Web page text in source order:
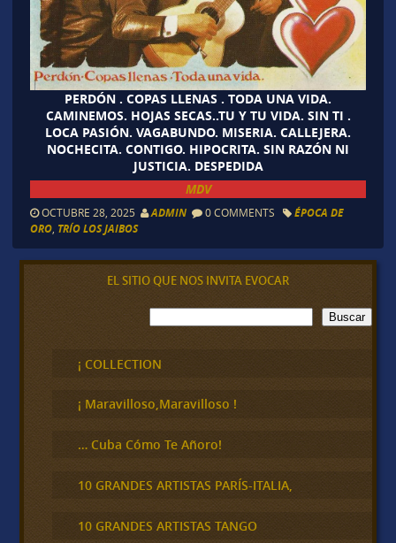
PERDÓN . COPAS LLENAS . TODA UNA VIDA.
CAMINEMOS. HOJAS SECAS..TU Y TU VIDA. SIN TI .
LOCA PASIÓN. VAGABUNDO. MISERIA. CALLEJERA.
NOCHECITA. CONTIGO. HIPOCRITA. SIN RAZÓN NI
JUSTICIA. DESPEDIDA
MDV
OCTUBRE 28, 2025 ADMIN 0 COMMENTS
ÉPOCA DE
ORO, TRÍO LOS JAIBOS
EL SITIO QUE NOS INVITA EVOCAR
B
u
c
a
Buscar
¡ COLLECTION
¡ Maravilloso,Maravilloso !
… Cuba Cómo Te Añoro!
10 GRANDES ARTISTAS PARÍS-ITALIA,
10 GRANDES ARTISTAS TANGO